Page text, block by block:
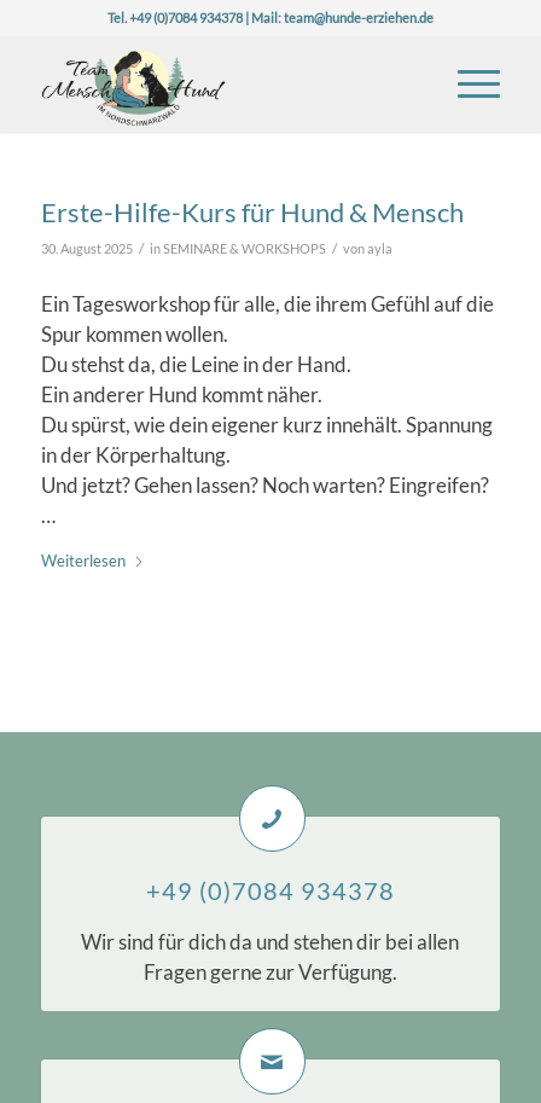
Tel. +49 (0)7084 934378 | Mail:team@hunde-erziehen.de
Erste-Hilfe-Kurs für Hund & Mensch
30. August 2025 / inSEMINARE & WORKSHOPS / vonayla
Ein Tagesworkshop für alle, die ihrem Gefühl auf die
Spur kommen wollen.
Du stehst da, die Leine in der Hand.
Ein anderer Hund kommt näher.
Du spürst, wie dein eigener kurz innehält. Spannung
in der Körperhaltung.
Und jetzt? Gehen lassen? Noch warten? Eingreifen?
…
Weiterlesen
+49 (0)7084 934378
Wir sind für dich da und stehen dir bei allen
Fragen gerne zur Verfügung.